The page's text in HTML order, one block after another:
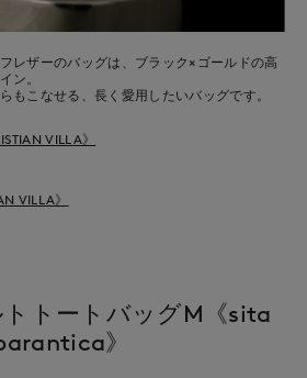
レザーのバッグは、ブラック×ゴールドの高
ン。
もこなせる、長く愛用したいバッグです。
VILLA》
VILLA》
トートバッグM《sita
》